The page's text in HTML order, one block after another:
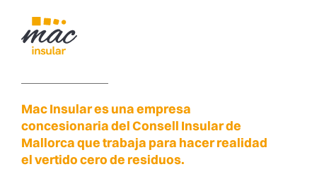
Mac Insular es una empresa
concesionaria del Consell Insular de
Mallorca que trabaja para hacer realidad
el vertido cero de residuos.